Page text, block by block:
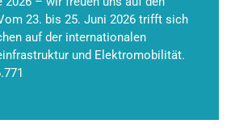
23. bis 25. Juni 2026 trifft sich
auf der internationalen
und Elektromobilität.